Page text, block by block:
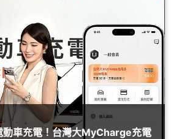
動車充電！台灣大MyCharge充電